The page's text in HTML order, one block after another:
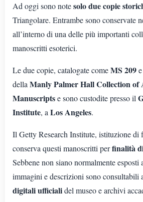
Ad oggi sono notesolo due copie
Triangolare. Entrambe sono conservate
all’interno di una delle più importanti
manoscritti esoterici.
Le due copie, catalogate comeMS 209e
della Manly Palmer Hall Collection of
Manuscriptse sono custodite presso il
Institute, a Los Angeles.
Il Getty Research Institute, istituzione di
conserva questi manoscritti perfinalità
Sebbene non siano normalmente
immagini e descrizioni sono consultabili
digitali ufficialidel museo e archivi